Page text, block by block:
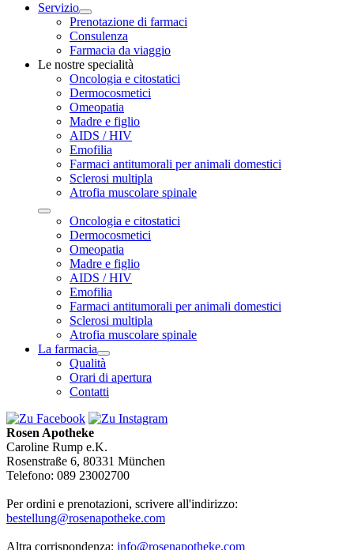
Servizio
Prenotazione di farmaci
Consulenza
Farmacia da viaggio
Le nostre specialità
Oncologia e citostatici
Dermocosmetici
Omeopatia
Madre e figlio
AIDS / HIV
Emofilia
Farmaci antitumorali per animali domestici
Sclerosi multipla
Atrofia muscolare spinale
Oncologia e citostatici
Dermocosmetici
Omeopatia
Madre e figlio
AIDS / HIV
Emofilia
Farmaci antitumorali per animali domestici
Sclerosi multipla
Atrofia muscolare spinale
La farmacia
Qualità
Orari di apertura
Contatti
Rosen Apotheke
Caroline Rump e.K.
Rosenstraße 6, 80331 München
Telefono: 089 23002700
Per ordini e prenotazioni, scrivere all'indirizzo:
bestellung@rosenapotheke.com
Altra corrispondenza: info@rosenapotheke.com